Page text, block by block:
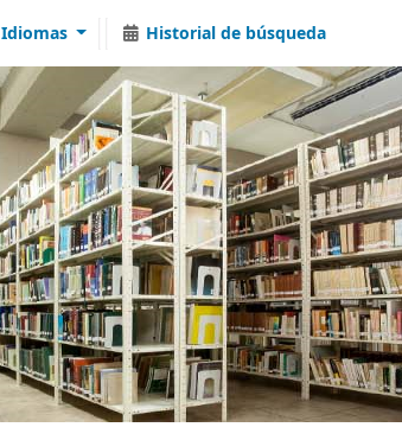
Idiomas Historial de búsqueda